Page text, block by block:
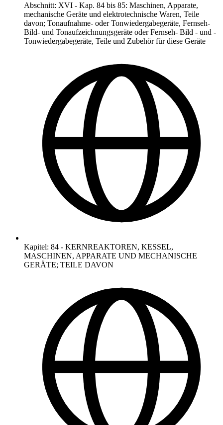
Abschnitt: XVI - Kap. 84 bis 85: Maschinen, Apparate,
mechanische Geräte und elektrotechnische Waren, Teile
davon; Tonaufnahme- oder Tonwiedergabegeräte, Fernseh-
Bild- und Tonaufzeichnungsgeräte oder Fernseh- Bild - und -
Tonwiedergabegeräte, Teile und Zubehör für diese Geräte
Kapitel: 84 - KERNREAKTOREN, KESSEL,
MASCHINEN, APPARATE UND MECHANISCHE
GERÄTE; TEILE DAVON